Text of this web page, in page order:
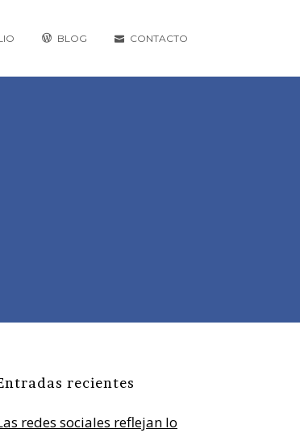
BLOG CONTACTO
recientes
redes sociales reflejan lo